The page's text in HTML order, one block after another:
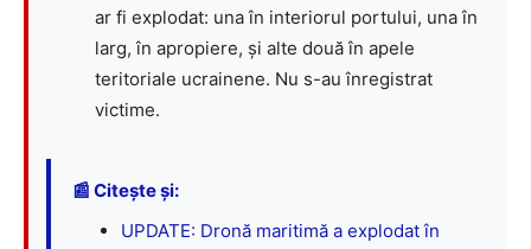
ar fi explodat: una în interiorul portului, una în
larg, în apropiere, și alte două în apele
teritoriale ucrainene. Nu s-au înregistrat
victime.
📰 Citește și:
UPDATE: Dronă maritimă a explodat în